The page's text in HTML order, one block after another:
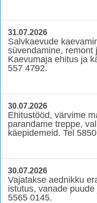
31.07.2026
Salvkaevude
süvendamine, remont
Kaevumaja ehitus ja
557 4792.
30.07.2026
Ehitustööd, värvime
parandame treppe,
käepidemeid. Tel
30.07.2026
Vajatakse aednikku
istutus, vanade
5565 0145.